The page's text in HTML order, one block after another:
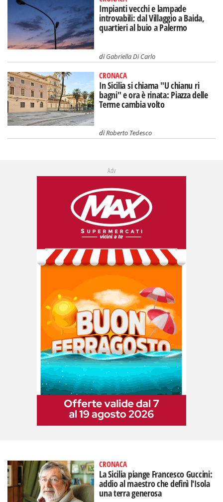
Impianti vecchi e lampade
introvabili: dal Villaggio a Baida,
quartieri al buio a Palermo
diGabriella Di Carlo
CRONACA
In Sicilia si chiama "U chianu ri
bagni" e ora è rinata: Piazza delle
Terme cambia volto
diRoberto Tedesco
Adv
CRONACA
La Sicilia piange Francesco Guccini:
addio al maestro che definì l'Isola
una terra generosa